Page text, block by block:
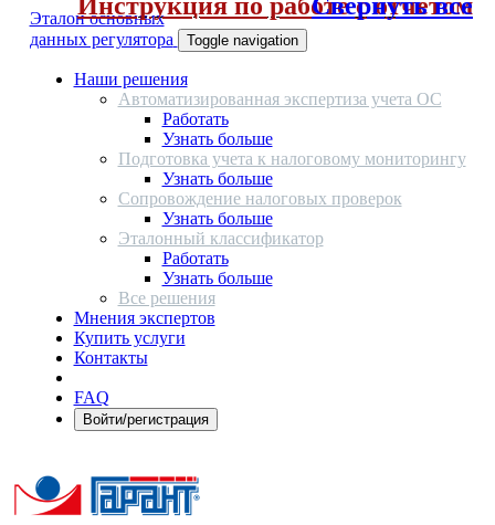
Эталон основных
данных регулятора
Toggle navigation
Наши решения
Автоматизированная экспертиза учета ОС
Работать
Узнать больше
Подготовка учета к налоговому мониторингу
Узнать больше
Сопровождение налоговых проверок
Узнать больше
Эталонный классификатор
Работать
Узнать больше
Все решения
Мнения экспертов
Купить услуги
Контакты
FAQ
Войти/регистрация